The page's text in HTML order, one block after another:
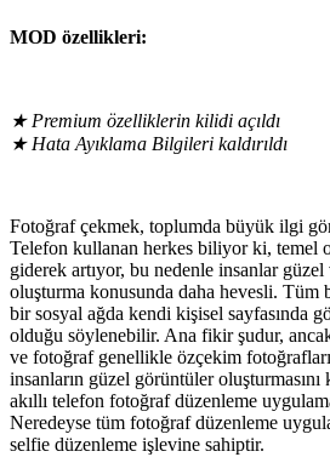
MOD özellikleri:
★ Premium özelliklerin kilidi açıldı
★ Hata Ayıklama Bilgileri kaldırıldı
Fotoğraf çekmek, toplumda büyük ilgi
Telefon kullanan herkes biliyor ki, temel
giderek artıyor, bu nedenle insanlar güzel
oluşturma konusunda daha hevesli. Tüm
bir sosyal ağda kendi kişisel sayfasında
olduğu söylenebilir. Ana fikir şudur,
ve fotoğraf genellikle özçekim
insanların güzel görüntüler
akıllı telefon fotoğraf düzenleme
Neredeyse tüm fotoğraf düzenleme
selfie düzenleme işlevine sahiptir.